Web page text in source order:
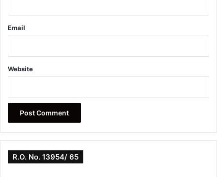
Email
Website
R.O. No. 13954/ 65